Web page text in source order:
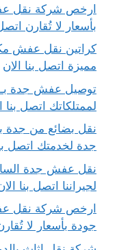
بأسعار لا تُقارن
مميزة اتصل بنا الان
لممتلكاتك اتصل بنا
جدة لخدمتك اتصل
لجيراننا اتصل بنا
جودة بأسعار لا